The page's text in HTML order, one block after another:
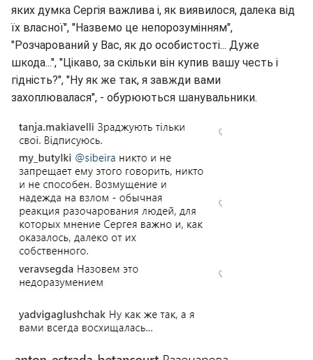
яких думка Сергія важлива і, як виявилося, далека від
їх власної", "Назвемо це непорозумінням",
"Розчарований у Вас, як до особистості... Дуже
шкода...", "Цікаво, за скільки він купив вашу честь і
гідність?", "Ну як же так, я завжди вами
захоплювалася", - обурюються шанувальники.